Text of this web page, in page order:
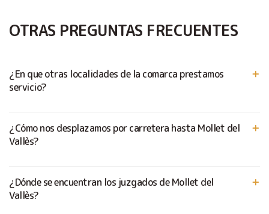
OTRAS PREGUNTAS FRECUENTES
¿En que otras localidades de la comarca prestamos
servicio?
¿Cómo nos desplazamos por carretera hasta Mollet del
Vallès?
¿Dónde se encuentran los juzgados de Mollet del
Vallès?